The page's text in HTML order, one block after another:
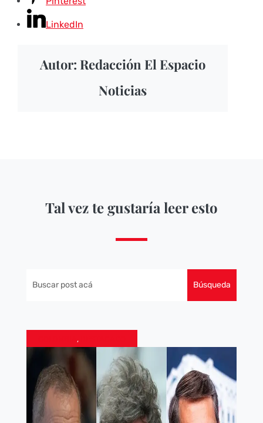
LinkedIn
Autor: Redacción El Espacio
Noticias
Tal vez te gustaría leer esto
,